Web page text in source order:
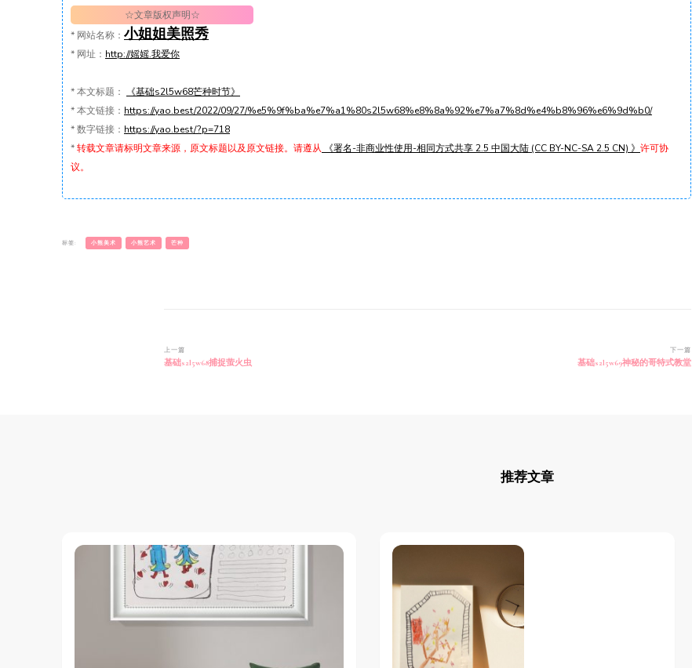
☆文章版权声明☆
* 网站名称： 小姐姐美照秀
* 网址： http://媱媱.我爱你
*本文标题：
《基础s2l5w68芒种时节》
*本文链接： https://yao.best/2022/09/27/%e5%9f%ba%e7%a1%80s2l5w68%e8%8a%92%e7%a7%8d%e4%b8%96%e6%9d%b0/
*数字链接： https://yao.best/?p=718
*转载文章请标明文章来源，原文标题以及原文链接。请遵从 《署名-非商业性使用-相同方式共享 2.5 中国大陆 (CC BY-NC-SA 2.5 CN) 》 许可协
议。
标签: 小熊美术 小熊艺术 芒种
博
文
上一篇
基础s2l5w68捕捉萤火虫
下一篇
基础s2l5w69神秘的哥特式教堂
推荐文章